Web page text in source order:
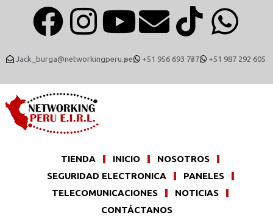
Jack_burga@networkingperu.pe +51 956 693 737 +51 987 292 605
TIENDA INICIO
NOSOTROS
SEGURIDAD ELECTRONICA
PANELES
TELECOMUNICACIONES
NOTICIAS
CONTÁCTANOS